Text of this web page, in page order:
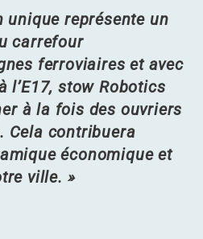
unique représente un
carrefour
ferroviaires et avec
l’E17, stow Robotics
à la fois des ouvriers
Cela contribuera
économique et
ville. »